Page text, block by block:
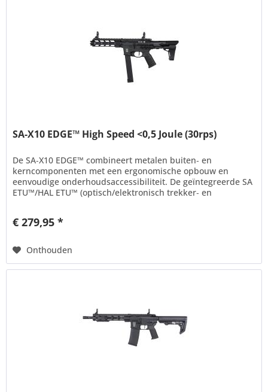
SA-X10 EDGE™ High Speed <0,5 Joule (30rps)
De SA‑X10 EDGE™ combineert metalen buiten‑ en
kerncomponenten met een ergonomische opbouw en
eenvoudige onderhoudsaccessibiliteit. De geïntegreerde SA
ETU™/HAL ETU™ (optisch/elektronisch trekker‑ en
€ 279,95 *
Onthouden